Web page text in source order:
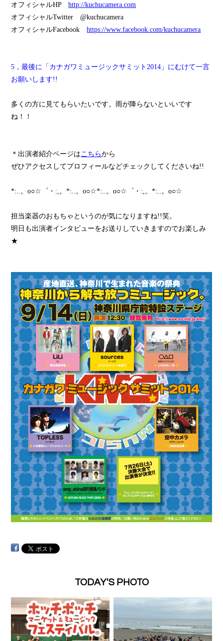
オフィシャルHPhttp://kuchucamera.com
オフィシャルTwitter @kuchucamera
オフィシャルFacebookhttps://www.facebook.com/kuchucamera
5，最後に「カナガワミュージックサミット2014」にむけて一言
お願いします!!
多くの方に見てもらいたいです。雨が降らないといいです
ね！！
＊出演者紹介ページはこちらから
ぜひアクセスしてプロフィールなどチェックしてくださいね!!
*:..。o○☆゜・:,。*:..。o○☆*:..。o○☆゜・:,。*:..。o○☆
担当楽器のおもちゃというのが気になりますね!!笑。
明日も出演者インタビューをお送りしていきますのでお楽しみ
★
TODAY'S PHOTO